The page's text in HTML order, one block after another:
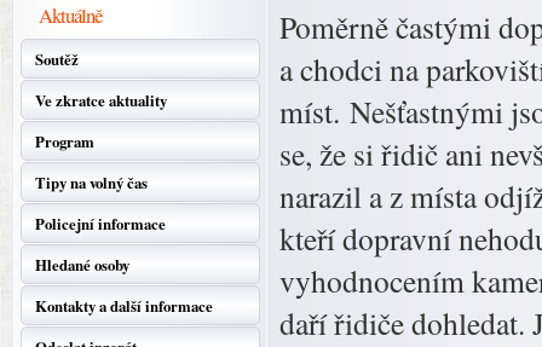
Aktuálně
Soutěž
Ve zkratce aktuality
Program
Tipy na volný čas
Policejní informace
Hledané osoby
Kontakty a další informace
Poměrně častými
a chodci na
míst. Nešťastnými
se, že si řidič ani
narazil a z místa
kteří dopravní
vyhodnocením
daří řidiče dohledat.